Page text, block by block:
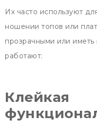
Их часто используют
ношении топов или
прозрачными или иметь
работают:
Клейкая